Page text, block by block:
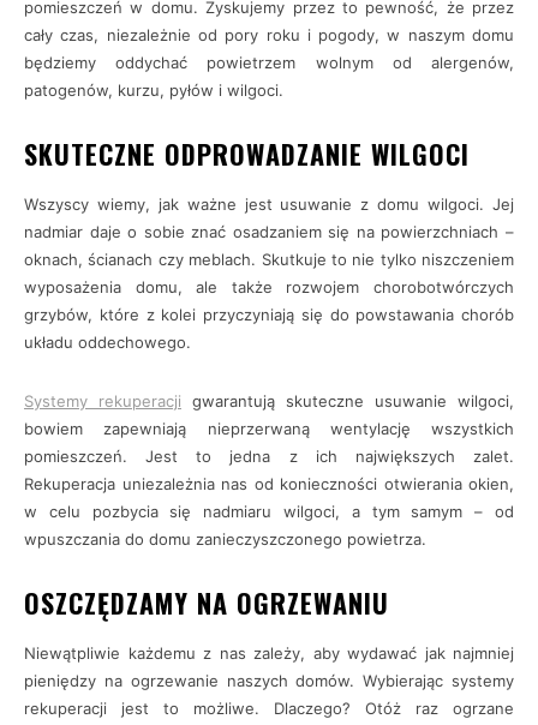
pomieszczeń w domu. Zyskujemy przez to pewność, że przez
cały czas, niezależnie od pory roku i pogody, w naszym domu
będziemy oddychać powietrzem wolnym od alergenów,
patogenów, kurzu, pyłów i wilgoci.
SKUTECZNE ODPROWADZANIE WILGOCI
Wszyscy wiemy, jak ważne jest usuwanie z domu wilgoci. Jej
nadmiar daje o sobie znać osadzaniem się na powierzchniach –
oknach, ścianach czy meblach. Skutkuje to nie tylko niszczeniem
wyposażenia domu, ale także rozwojem chorobotwórczych
grzybów, które z kolei przyczyniają się do powstawania chorób
układu oddechowego.
Systemy rekuperacji gwarantują skuteczne usuwanie wilgoci,
bowiem zapewniają nieprzerwaną wentylację wszystkich
pomieszczeń. Jest to jedna z ich największych zalet.
Rekuperacja uniezależnia nas od konieczności otwierania okien,
w celu pozbycia się nadmiaru wilgoci, a tym samym – od
wpuszczania do domu zanieczyszczonego powietrza.
OSZCZĘDZAMY NA OGRZEWANIU
Niewątpliwie każdemu z nas zależy, aby wydawać jak najmniej
pieniędzy na ogrzewanie naszych domów. Wybierając systemy
rekuperacji jest to możliwe. Dlaczego? Otóż raz ogrzane